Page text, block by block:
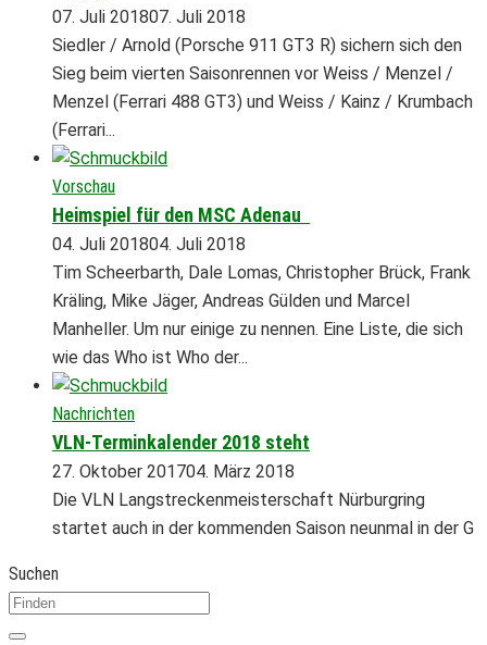
07. Juli 201807. Juli 2018
Siedler / Arnold (Porsche 911 GT3 R) sichern sich den
Sieg beim vierten Saisonrennen vor Weiss / Menzel /
Menzel (Ferrari 488 GT3) und Weiss / Kainz / Krumbach
(Ferrari...
Vorschau
Heimspiel für den MSC Adenau
04. Juli 201804. Juli 2018
Tim Scheerbarth, Dale Lomas, Christopher Brück, Frank
Kräling, Mike Jäger, Andreas Gülden und Marcel
Manheller. Um nur einige zu nennen. Eine Liste, die sich
wie das Who ist Who der...
Nachrichten
VLN-Terminkalender 2018 steht
27. Oktober 201704. März 2018
Die VLN Langstreckenmeisterschaft Nürburgring
startet auch in der kommenden Saison neunmal in der G
Suchen